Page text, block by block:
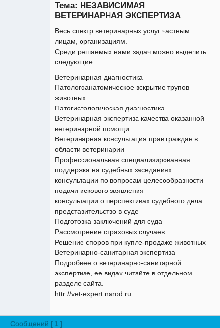
Тема: НЕЗАВИСИМАЯ
ВЕТЕРИНАРНАЯ ЭКСПЕРТИЗА
Весь спектр ветеринарных услуг частным
лицам, организациям.
Среди решаемых нами задач можно выделить
следующие:
Ветеринарная диагностика
Патологоанатомическое вскрытие трупов
животных.
Патогистологическая диагностика.
Ветеринарная экспертиза качества оказанной
ветеринарной помощи
Ветеринарная консультация прав граждан в
области ветеринарии
Профессиональная специализированная
поддержка на судебных заседаниях
консультации по вопросам целесообразности
подачи искового заявления
консультации о перспективах судебного дела
представительство в суде
Подготовка заключений для суда
Рассмотрение страховых случаев
Решение споров при купле-продаже животных
Ветеринарно-санитарная экспертиза
Подробнее о ветеринарно-санитарной
экспертизе, ее видах читайте в отдельном
разделе сайта.
httr://vet-expert.narod.ru
Сообщений [ 1 ]